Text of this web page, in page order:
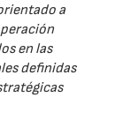
a
en las
definidas